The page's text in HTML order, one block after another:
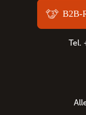
B2B-
Tel.